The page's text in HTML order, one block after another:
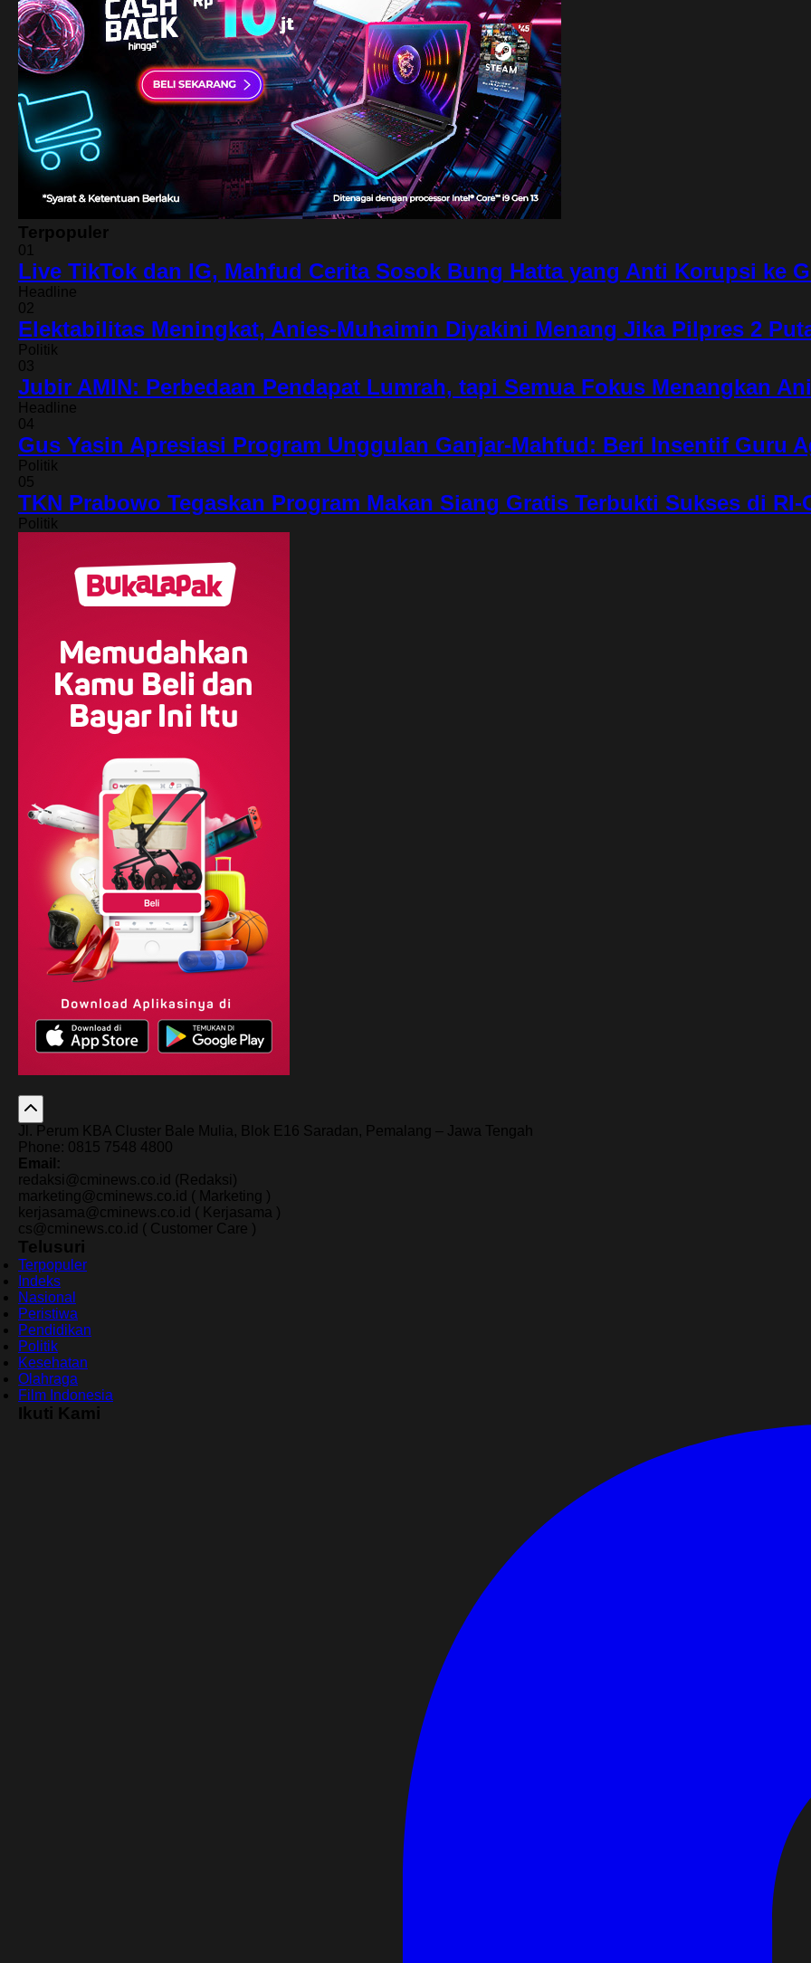
Terpopuler
01
Live TikTok dan IG, Mahfud Cerita Sosok Bung Hatta yang Anti Korupsi ke
Headline
02
Elektabilitas Meningkat, Anies-Muhaimin Diyakini Menang Jika Pilpres 2
Politik
03
Jubir AMIN: Perbedaan Pendapat Lumrah, tapi Semua Fokus Menangkan
Headline
04
Gus Yasin Apresiasi Program Unggulan Ganjar-Mahfud: Beri Insentif Guru
Politik
05
TKN Prabowo Tegaskan Program Makan Siang Gratis Terbukti Sukses di RI-
Politik
Jl. Perum KBA Cluster Bale Mulia, Blok E16 Saradan, Pemalang – Jawa Tengah
Phone: 0815 7548 4800
Email:
redaksi@cminews.co.id (Redaksi)
marketing@cminews.co.id ( Marketing )
kerjasama@cminews.co.id ( Kerjasama )
cs@cminews.co.id ( Customer Care )
Telusuri
Terpopuler
Indeks
Nasional
Peristiwa
Pendidikan
Politik
Kesehatan
Olahraga
Film Indonesia
Ikuti Kami